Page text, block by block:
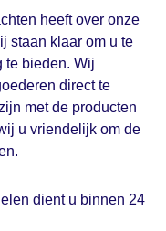
heeft over onze
staan klaar om u te
te bieden. Wij
direct te
met de producten
u vriendelijk om de
dient u binnen 24